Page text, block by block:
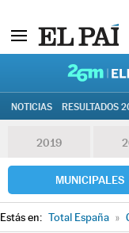
NOTICIAS RESULTADOS
2019
MUNICIPALES
Estás en: Total España »